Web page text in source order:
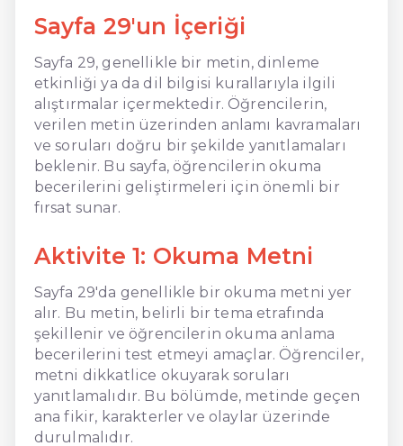
Sayfa 29'un İçeriği
Sayfa 29, genellikle bir metin, dinleme
etkinliği ya da dil bilgisi kurallarıyla ilgili
alıştırmalar içermektedir. Öğrencilerin,
verilen metin üzerinden anlamı kavramaları
ve soruları doğru bir şekilde yanıtlamaları
beklenir. Bu sayfa, öğrencilerin okuma
becerilerini geliştirmeleri için önemli bir
fırsat sunar.
Aktivite 1: Okuma Metni
Sayfa 29'da genellikle bir okuma metni yer
alır. Bu metin, belirli bir tema etrafında
şekillenir ve öğrencilerin okuma anlama
becerilerini test etmeyi amaçlar. Öğrenciler,
metni dikkatlice okuyarak soruları
yanıtlamalıdır. Bu bölümde, metinde geçen
ana fikir, karakterler ve olaylar üzerinde
durulmalıdır.